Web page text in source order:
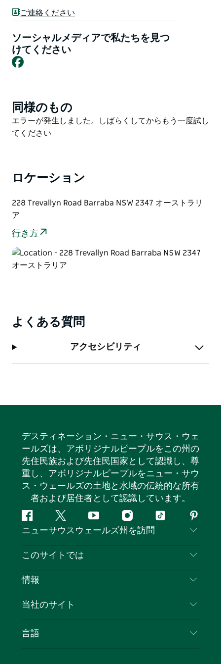
正面入口には料金箱とカードをご用意しております。
会議など、様々な用途にご利用いただける人気の会場で
す。バー設備も完備しています。
ご連絡ください
ソーシャルメディアで私たちを見つ
けてください
Facebook
Product
List
同様のもの
Product
List
エラーが発生しました。しばらくしてからもう一度試し
てください
ロケーション
228 Trevallyn Road Barraba NSW 2347 オーストラリ
ア
行き方
よくある質問
アクセシビリティ
デスティネーション・ニュー・サウス・ウェ
ールズは、アボリジナルピープルをこの州の
先住民族および先住民国家として認識し、尊
重し、アボリジナルピープルをニュー・サウ
ス・ウェールズの土地と水域の伝統的な所有
者および居住者として認識しています。
フ
ェ
ス
ッ
ツ
イ
タ
ユ
ー
イ
ン
テ
ピ
ン
レ
ト
ニューサウスウェールズ州を訪問
お問い合わせ
クッキーに関する通知
このサイトでは
目的地
イベント
情報
旅行情報
NSWでのビジネス
当社のサイト
言語